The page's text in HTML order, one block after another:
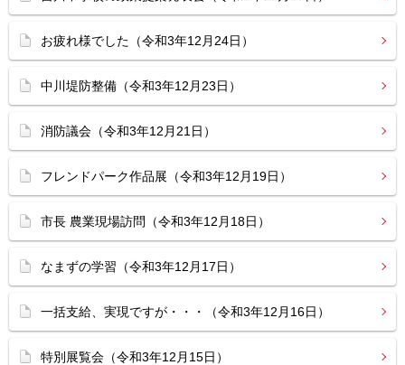
お疲れ様でした（令和3年12月24日）
中川堤防整備（令和3年12月23日）
消防議会（令和3年12月21日）
フレンドパーク作品展（令和3年12月19日）
市長 農業現場訪問（令和3年12月18日）
なまずの学習（令和3年12月17日）
一括支給、実現ですが・・・（令和3年12月16日）
特別展覧会（令和3年12月15日）